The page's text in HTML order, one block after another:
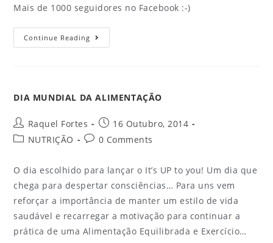
Mais de 1000 seguidores no Facebook :-)
Continue Reading
DIA MUNDIAL DA ALIMENTAÇÃO
Raquel Fortes
16 Outubro, 2014
NUTRIÇÃO
0 Comments
O dia escolhido para lançar o It’s UP to you! Um dia que
chega para despertar consciências… Para uns vem
reforçar a importância de manter um estilo de vida
saudável e recarregar a motivação para continuar a
prática de uma Alimentação Equilibrada e Exercício…